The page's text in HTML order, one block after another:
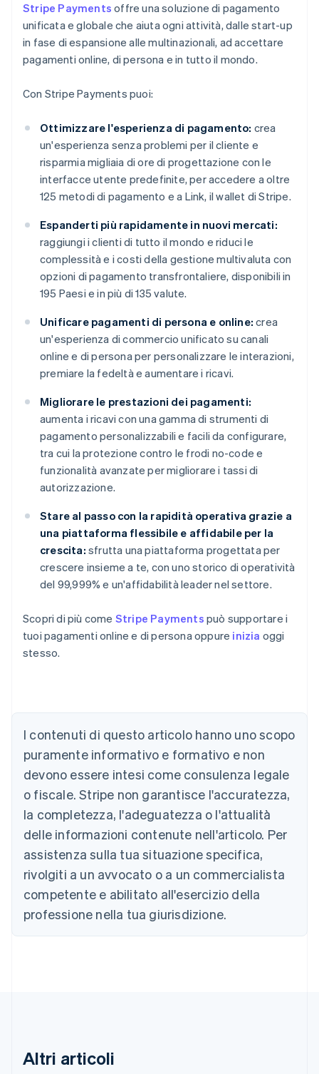
Stripe Payments offre una soluzione di pagamento
unificata e globale che aiuta ogni attività, dalle start-up
in fase di espansione alle multinazionali, ad accettare
pagamenti online, di persona e in tutto il mondo.
Con Stripe Payments puoi:
Ottimizzare l'esperienza di pagamento: crea
un'esperienza senza problemi per il cliente e
risparmia migliaia di ore di progettazione con le
interfacce utente predefinite, per accedere a oltre
125 metodi di pagamento e a Link, il wallet di Stripe.
Espanderti più rapidamente in nuovi mercati:
raggiungi i clienti di tutto il mondo e riduci le
complessità e i costi della gestione multivaluta con
opzioni di pagamento transfrontaliere, disponibili in
195 Paesi e in più di 135 valute.
Unificare pagamenti di persona e online: crea
un'esperienza di commercio unificato su canali
online e di persona per personalizzare le interazioni,
premiare la fedeltà e aumentare i ricavi.
Migliorare le prestazioni dei pagamenti:
aumenta i ricavi con una gamma di strumenti di
pagamento personalizzabili e facili da configurare,
tra cui la protezione contro le frodi no-code e
funzionalità avanzate per migliorare i tassi di
autorizzazione.
Stare al passo con la rapidità operativa grazie a
una piattaforma flessibile e affidabile per la
crescita: sfrutta una piattaforma progettata per
crescere insieme a te, con uno storico di operatività
del 99,999% e un'affidabilità leader nel settore.
Scopri di più come Stripe Payments può supportare i
tuoi pagamenti online e di persona oppure inizia oggi
stesso.
I contenuti di questo articolo hanno uno scopo
puramente informativo e formativo e non
devono essere intesi come consulenza legale
o fiscale. Stripe non garantisce l'accuratezza,
la completezza, l'adeguatezza o l'attualità
delle informazioni contenute nell'articolo. Per
assistenza sulla tua situazione specifica,
rivolgiti a un avvocato o a un commercialista
competente e abilitato all'esercizio della
professione nella tua giurisdizione.
Altri articoli
English
DeutschEnglish
Belgio
Nederlands Français English
Brasile
PortuguêsEnglish
Bulgaria
Canada
EnglishFrançais
Cina continentale
简体中文English
Cipro
Finlandia